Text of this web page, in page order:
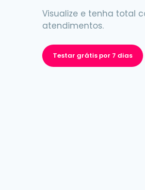
Visualize e tenha total
atendimentos.
Testar grátis por 7 dias